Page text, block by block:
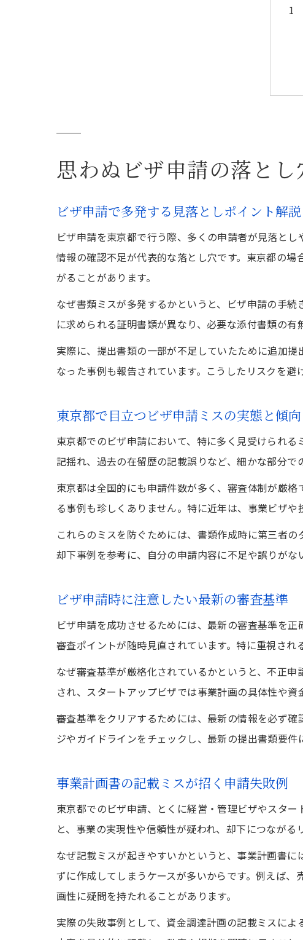
思わぬビザ申請の落と
ビザ申請で多発する見落としポイント解説
ビザ申請を東京都で行う際、多くの申請者が見落と
情報の確認不足が代表的な落とし穴です。東京都の
がることがあります。
なぜ書類ミスが多発するかというと、ビザ申請の手
に求められる証明書類が異なり、必要な添付書類の有
実際に、提出書類の一部が不足していたために追加
なった事例も報告されています。こうしたリスクを
東京都で目立つビザ申請ミスの実態と傾向
東京都でのビザ申請において、特に多く見受けられ
記揺れ、過去の在留歴の記載誤りなど、細かな部分で
東京都は全国的にも申請件数が多く、審査体制が厳
る事例も珍しくありません。特に近年は、事業ビザ
これらのミスを防ぐためには、書類作成時に第三者
却下事例を参考に、自分の申請内容に不足や誤りがな
ビザ申請時に注意したい最新の審査基準
ビザ申請を成功させるためには、最新の審査基準を
審査ポイントが随時見直されています。特に重視され
なぜ審査基準が厳格化されているかというと、不正
され、スタートアップビザでは事業計画の具体性や資
審査基準をクリアするためには、最新の情報を必ず
ジやガイドラインをチェックし、最新の提出書類要件
事業計画書の記載ミスが招く申請失敗例
東京都でのビザ申請、とくに経営・管理ビザやスタ
と、事業の実現性や信頼性が疑われ、却下につながる
なぜ記載ミスが起きやすいかというと、事業計画書
ずに作成してしまうケースが多いからです。例えば
画性に疑問を持たれることがあります。
実際の失敗事例として、資金調達計画の記載ミスに